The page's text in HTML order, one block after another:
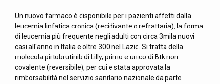
Un nuovo farmaco è disponibile per i pazienti affetti dalla
leucemia linfatica cronica (recidivante o refrattaria), la forma
di leucemia più frequente negli adulti con circa 3mila nuovi
casi all'anno in Italia e oltre 300 nel Lazio. Si tratta della
molecola pirtobrutinib di Lilly, primo e unico di Btk non
covalente (reversibile), per cui è stata approvata la
rimborsabilità nel servizio sanitario nazionale da parte